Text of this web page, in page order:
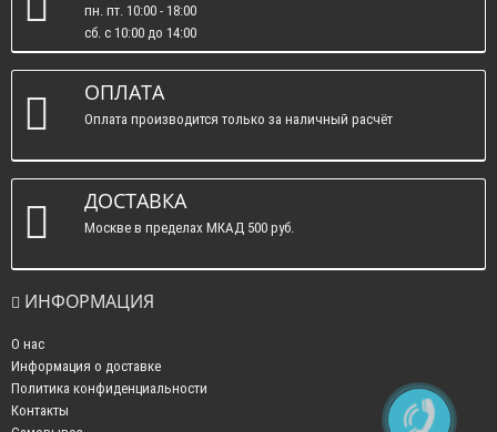
пн. пт. 10:00 - 18:00
сб. c 10:00 до 14:00
вс. : выходные.
ОПЛАТА
Оплата производится только за наличный расчёт
ДОСТАВКА
Москве в пределах МКАД 500 руб.
ИНФОРМАЦИЯ
О нас
Информация о доставке
Политика конфиденциальности
Контакты